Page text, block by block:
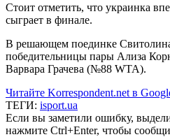
Стоит отметить, что украинка
сыграет в финале.
В решающем поединке
победительницы пары Ализа
Варвара Грачева (№88 WTA).
Читайте Korrespondent.net в
ТЕГИ: isport.ua
Если вы заметили ошибку,
нажмите Ctrl+Enter, чтобы